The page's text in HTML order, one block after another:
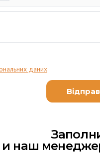
даних
и наш